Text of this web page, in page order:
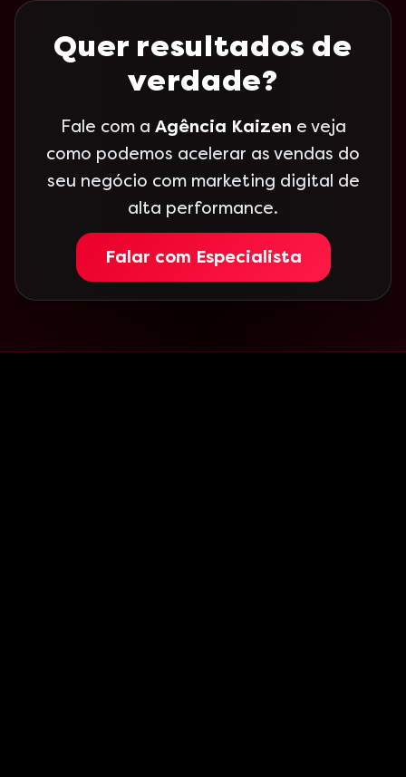
Quer resultados de
verdade?
Fale com a Agência Kaizen e veja
como podemos acelerar as vendas do
seu negócio com marketing digital de
alta performance.
Falar com Especialista